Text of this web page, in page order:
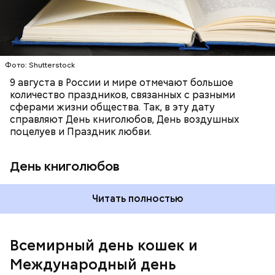
Фото: Shutterstock
9 августа в России и мире отмечают большое
количество праздников, связанных с разными
сферами жизни общества. Так, в эту дату
справляют День книголюбов, День воздушных
поцелуев и Праздник любви.
День книголюбов
Читать полностью
Всемирный день кошек и
Международный день
Международный день бесконечности
Международный день бесконечности придумал
американский философ Жан-Пьер Ади Феньо в
1987 году. Так как цифра восемь похожа на знак
бесконечности, то и дата была выбрана «08.08». В
этот праздник организуются тематические лекции
по математике и философии, а также проводят
выставки на тему бесконечности.